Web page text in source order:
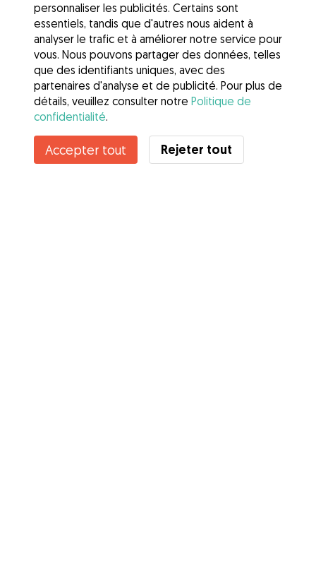
personnaliser les publicités. Certains sont
essentiels, tandis que d'autres nous aident à
analyser le trafic et à améliorer notre service pour
vous. Nous pouvons partager des données, telles
que des identifiants uniques, avec des
partenaires d'analyse et de publicité. Pour plus de
détails, veuillez consulter notre Politique de
confidentialité.
Accepter tout Rejeter tout